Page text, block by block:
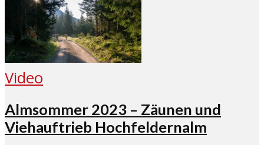
Video
Almsommer 2023 – Zäunen und
Viehauftrieb Hochfeldernalm